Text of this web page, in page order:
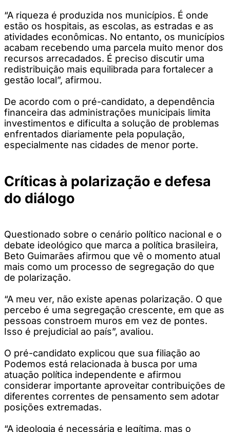
“A riqueza é produzida nos municípios. É onde
estão os hospitais, as escolas, as estradas e as
atividades econômicas. No entanto, os municípios
acabam recebendo uma parcela muito menor dos
recursos arrecadados. É preciso discutir uma
redistribuição mais equilibrada para fortalecer a
gestão local”, afirmou.
De acordo com o pré-candidato, a dependência
financeira das administrações municipais limita
investimentos e dificulta a solução de problemas
enfrentados diariamente pela população,
especialmente nas cidades de menor porte.
Críticas à polarização e defesa
do diálogo
Questionado sobre o cenário político nacional e o
debate ideológico que marca a política brasileira,
Beto Guimarães afirmou que vê o momento atual
mais como um processo de segregação do que
de polarização.
“A meu ver, não existe apenas polarização. O que
percebo é uma segregação crescente, em que as
pessoas constroem muros em vez de pontes.
Isso é prejudicial ao país”, avaliou.
O pré-candidato explicou que sua filiação ao
Podemos está relacionada à busca por uma
atuação política independente e afirmou
considerar importante aproveitar contribuições de
diferentes correntes de pensamento sem adotar
posições extremadas.
“A ideologia é necessária e legítima, mas o